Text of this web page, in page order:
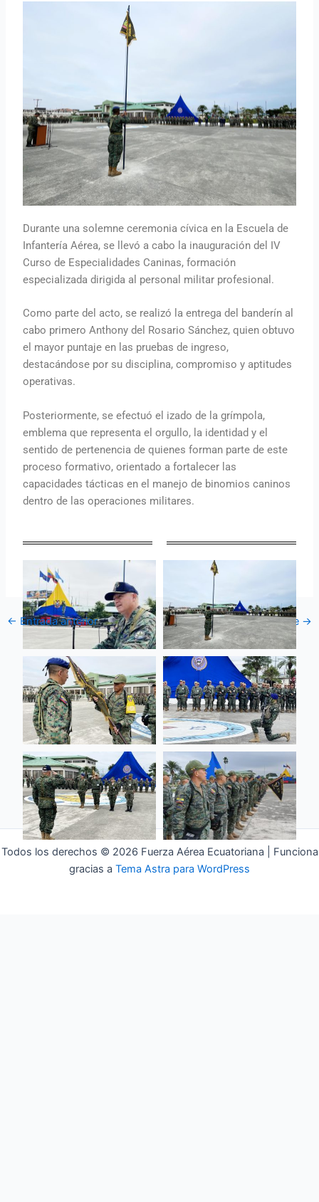
Durante una solemne ceremonia cívica en la Escuela de
Infantería Aérea, se llevó a cabo la inauguración del IV
Curso de Especialidades Caninas, formación
especializada dirigida al personal militar profesional.
Como parte del acto, se realizó la entrega del banderín al
cabo primero Anthony del Rosario Sánchez, quien obtuvo
el mayor puntaje en las pruebas de ingreso,
destacándose por su disciplina, compromiso y aptitudes
operativas.
Posteriormente, se efectuó el izado de la grímpola,
emblema que representa el orgullo, la identidad y el
sentido de pertenencia de quienes forman parte de este
proceso formativo, orientado a fortalecer las
capacidades tácticas en el manejo de binomios caninos
dentro de las operaciones militares.
← Entrada anterior Entrada siguiente →
Todos los derechos © 2026 Fuerza Aérea Ecuatoriana | Funciona
gracias a Tema Astra para WordPress